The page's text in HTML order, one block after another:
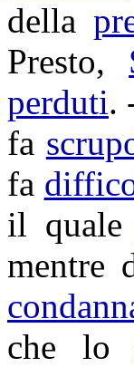
della
Presto,
perduti.
fa
fa
il quale
mentre
che lo